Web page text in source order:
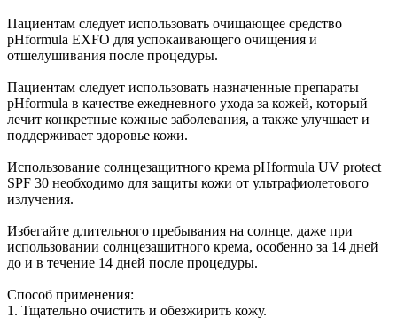
Пациентам следует использовать очищающее средство
pHformula EXFO для успокаивающего очищения и
отшелушивания после процедуры.
Пациентам следует использовать назначенные препараты
pHformula в качестве ежедневного ухода за кожей, который
лечит конкретные кожные заболевания, а также улучшает и
поддерживает здоровье кожи.
Использование солнцезащитного крема pHformula UV protect
SPF 30 необходимо для защиты кожи от ультрафиолетового
излучения.
Избегайте длительного пребывания на солнце, даже при
использовании солнцезащитного крема, особенно за 14 дней
до и в течение 14 дней после процедуры.
Способ применения:
1. Тщательно очистить и обезжирить кожу.